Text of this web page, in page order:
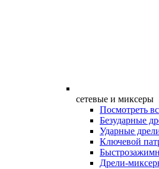
сетевые и миксеры
Посмотреть
Безударные
Ударные
Ключевой
Дрели-